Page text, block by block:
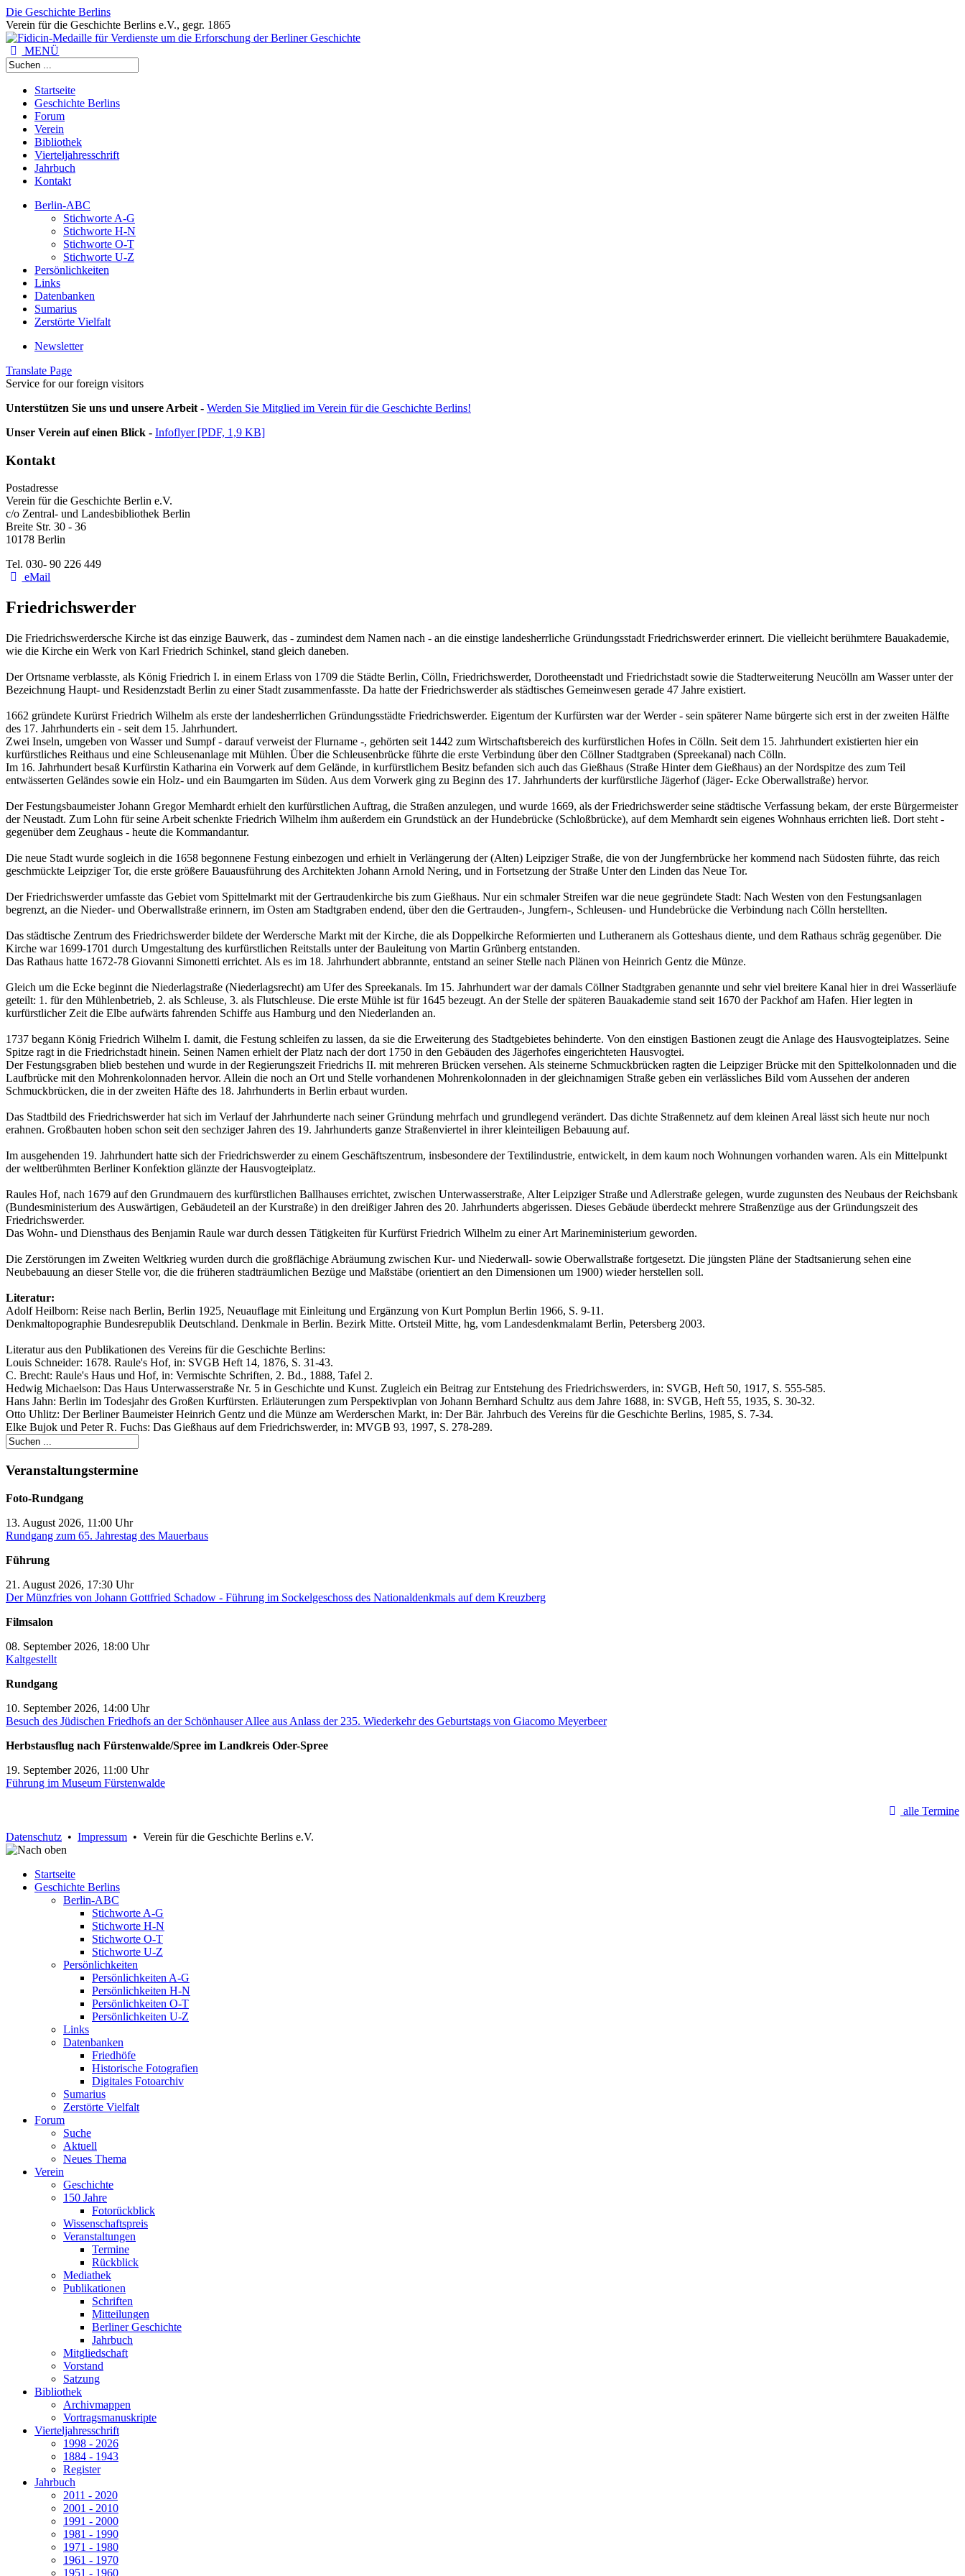
Die Geschichte Berlins
Verein für die Geschichte Berlins e.V., gegr. 1865
MENÜ
Startseite
Geschichte Berlins
Forum
Verein
Bibliothek
Vierteljahresschrift
Jahrbuch
Kontakt
Berlin-ABC
Stichworte A-G
Stichworte H-N
Stichworte O-T
Stichworte U-Z
Persönlichkeiten
Links
Datenbanken
Sumarius
Zerstörte Vielfalt
Newsletter
Translate Page
Service for our foreign visitors
Unterstützen Sie uns und unsere Arbeit - Werden Sie Mitglied im Verein für die Geschichte Berlins!
Unser Verein auf einen Blick - Infoflyer [PDF, 1,9 KB]
Kontakt
Postadresse
Verein für die Geschichte Berlin e.V.
c/o Zentral- und Landesbibliothek Berlin
Breite Str. 30 - 36
10178 Berlin
Tel. 030- 90 226 449
eMail
Friedrichswerder
Die Friedrichswerdersche Kirche ist das einzige Bauwerk, das - zumindest dem Namen nach - an die einstige landesherrliche Gründungsstadt Friedrichswerder erinnert. Die vielleicht berühmtere Bauakademie,
wie die Kirche ein Werk von Karl Friedrich Schinkel, stand gleich daneben.
Der Ortsname verblasste, als König Friedrich I. in einem Erlass von 1709 die Städte Berlin, Cölln, Friedrichswerder, Dorotheenstadt und Friedrichstadt sowie die Stadterweiterung Neucölln am Wasser unter der
Bezeichnung Haupt- und Residenzstadt Berlin zu einer Stadt zusammenfasste. Da hatte der Friedrichswerder als städtisches Gemeinwesen gerade 47 Jahre existiert.
1662 gründete Kurürst Friedrich Wilhelm als erste der landesherrlichen Gründungsstädte Friedrichswerder. Eigentum der Kurfürsten war der Werder - sein späterer Name bürgerte sich erst in der zweiten Hälfte
des 17. Jahrhunderts ein - seit dem 15. Jahrhundert.
Zwei Inseln, umgeben von Wasser und Sumpf - darauf verweist der Flurname -, gehörten seit 1442 zum Wirtschaftsbereich des kurfürstlichen Hofes in Cölln. Seit dem 15. Jahrhundert existierten hier ein
kurfürstliches Reithaus und eine Schleusenanlage mit Mühlen. Über die Schleusenbrücke führte die erste Verbindung über den Cöllner Stadtgraben (Spreekanal) nach Cölln.
Im 16. Jahrhundert besaß Kurfürstin Katharina ein Vorwerk auf dem Gelände, in kurfürstlichem Besitz befanden sich auch das Gießhaus (Straße Hinter dem Gießhaus) an der Nordspitze des zum Teil
entwässerten Geländes sowie ein Holz- und ein Baumgarten im Süden. Aus dem Vorwerk ging zu Beginn des 17. Jahrhunderts der kurfürstliche Jägerhof (Jäger- Ecke Oberwallstraße) hervor.
Der Festungsbaumeister Johann Gregor Memhardt erhielt den kurfürstlichen Auftrag, die Straßen anzulegen, und wurde 1669, als der Friedrichswerder seine städtische Verfassung bekam, der erste Bürgermeister
der Neustadt. Zum Lohn für seine Arbeit schenkte Friedrich Wilhelm ihm außerdem ein Grundstück an der Hundebrücke (Schloßbrücke), auf dem Memhardt sein eigenes Wohnhaus errichten ließ. Dort steht -
gegenüber dem Zeughaus - heute die Kommandantur.
Die neue Stadt wurde sogleich in die 1658 begonnene Festung einbezogen und erhielt in Verlängerung der (Alten) Leipziger Straße, die von der Jungfernbrücke her kommend nach Südosten führte, das reich
geschmückte Leipziger Tor, die erste größere Bauausführung des Architekten Johann Arnold Nering, und in Fortsetzung der Straße Unter den Linden das Neue Tor.
Der Friedrichswerder umfasste das Gebiet vom Spittelmarkt mit der Gertraudenkirche bis zum Gießhaus. Nur ein schmaler Streifen war die neue gegründete Stadt: Nach Westen von den Festungsanlagen
begrenzt, an die Nieder- und Oberwallstraße erinnern, im Osten am Stadtgraben endend, über den die Gertrauden-, Jungfern-, Schleusen- und Hundebrücke die Verbindung nach Cölln herstellten.
Das städtische Zentrum des Friedrichswerder bildete der Werdersche Markt mit der Kirche, die als Doppelkirche Reformierten und Lutheranern als Gotteshaus diente, und dem Rathaus schräg gegenüber. Die
Kirche war 1699-1701 durch Umgestaltung des kurfürstlichen Reitstalls unter der Bauleitung von Martin Grünberg entstanden.
Das Rathaus hatte 1672-78 Giovanni Simonetti errichtet. Als es im 18. Jahrhundert abbrannte, entstand an seiner Stelle nach Plänen von Heinrich Gentz die Münze.
Gleich um die Ecke beginnt die Niederlagstraße (Niederlagsrecht) am Ufer des Spreekanals. Im 15. Jahrhundert war der damals Cöllner Stadtgraben genannte und sehr viel breitere Kanal hier in drei Wasserläufe
geteilt: 1. für den Mühlenbetrieb, 2. als Schleuse, 3. als Flutschleuse. Die erste Mühle ist für 1645 bezeugt. An der Stelle der späteren Bauakademie stand seit 1670 der Packhof am Hafen. Hier legten in
kurfürstlicher Zeit die Elbe aufwärts fahrenden Schiffe aus Hamburg und den Niederlanden an.
1737 begann König Friedrich Wilhelm I. damit, die Festung schleifen zu lassen, da sie die Erweiterung des Stadtgebietes behinderte. Von den einstigen Bastionen zeugt die Anlage des Hausvogteiplatzes. Seine
Spitze ragt in die Friedrichstadt hinein. Seinen Namen erhielt der Platz nach der dort 1750 in den Gebäuden des Jägerhofes eingerichteten Hausvogtei.
Der Festungsgraben blieb bestehen und wurde in der Regierungszeit Friedrichs II. mit mehreren Brücken versehen. Als steinerne Schmuckbrücken ragten die Leipziger Brücke mit den Spittelkolonnaden und die
Laufbrücke mit den Mohrenkolonnaden hervor. Allein die noch an Ort und Stelle vorhandenen Mohrenkolonnaden in der gleichnamigen Straße geben ein verlässliches Bild vom Aussehen der anderen
Schmuckbrücken, die in der zweiten Häfte des 18. Jahrhunderts in Berlin erbaut wurden.
Das Stadtbild des Friedrichswerder hat sich im Verlauf der Jahrhunderte nach seiner Gründung mehrfach und grundlegend verändert. Das dichte Straßennetz auf dem kleinen Areal lässt sich heute nur noch
erahnen. Großbauten hoben schon seit den sechziger Jahren des 19. Jahrhunderts ganze Straßenviertel in ihrer kleinteiligen Bebauung auf.
Im ausgehenden 19. Jahrhundert hatte sich der Friedrichswerder zu einem Geschäftszentrum, insbesondere der Textilindustrie, entwickelt, in dem kaum noch Wohnungen vorhanden waren. Als ein Mittelpunkt
der weltberühmten Berliner Konfektion glänzte der Hausvogteiplatz.
Raules Hof, nach 1679 auf den Grundmauern des kurfürstlichen Ballhauses errichtet, zwischen Unterwasserstraße, Alter Leipziger Straße und Adlerstraße gelegen, wurde zugunsten des Neubaus der Reichsbank
(Bundesministerium des Auswärtigen, Gebäudeteil an der Kurstraße) in den dreißiger Jahren des 20. Jahrhunderts abgerissen. Dieses Gebäude überdeckt mehrere Straßenzüge aus der Gründungszeit des
Friedrichswerder.
Das Wohn- und Diensthaus des Benjamin Raule war durch dessen Tätigkeiten für Kurfürst Friedrich Wilhelm zu einer Art Marineministerium geworden.
Die Zerstörungen im Zweiten Weltkrieg wurden durch die großflächige Abräumung zwischen Kur- und Niederwall- sowie Oberwallstraße fortgesetzt. Die jüngsten Pläne der Stadtsanierung sehen eine
Neubebauung an dieser Stelle vor, die die früheren stadträumlichen Bezüge und Maßstäbe (orientiert an den Dimensionen um 1900) wieder herstellen soll.
Literatur:
Adolf Heilborn: Reise nach Berlin, Berlin 1925, Neuauflage mit Einleitung und Ergänzung von Kurt Pomplun Berlin 1966, S. 9-11.
Denkmaltopographie Bundesrepublik Deutschland. Denkmale in Berlin. Bezirk Mitte. Ortsteil Mitte, hg, vom Landesdenkmalamt Berlin, Petersberg 2003.
Literatur aus den Publikationen des Vereins für die Geschichte Berlins:
Louis Schneider: 1678. Raule's Hof, in: SVGB Heft 14, 1876, S. 31-43.
C. Brecht: Raule's Haus und Hof, in: Vermischte Schriften, 2. Bd., 1888, Tafel 2.
Hedwig Michaelson: Das Haus Unterwasserstraße Nr. 5 in Geschichte und Kunst. Zugleich ein Beitrag zur Entstehung des Friedrichswerders, in: SVGB, Heft 50, 1917, S. 555-585.
Hans Jahn: Berlin im Todesjahr des Großen Kurfürsten. Erläuterungen zum Perspektivplan von Johann Bernhard Schultz aus dem Jahre 1688, in: SVGB, Heft 55, 1935, S. 30-32.
Otto Uhlitz: Der Berliner Baumeister Heinrich Gentz und die Münze am Werderschen Markt, in: Der Bär. Jahrbuch des Vereins für die Geschichte Berlins, 1985, S. 7-34.
Elke Bujok und Peter R. Fuchs: Das Gießhaus auf dem Friedrichswerder, in: MVGB 93, 1997, S. 278-289.
Veranstaltungstermine
Foto-Rundgang
13. August 2026, 11:00 Uhr
Rundgang zum 65. Jahrestag des Mauerbaus
Führung
21. August 2026, 17:30 Uhr
Der Münzfries von Johann Gottfried Schadow - Führung im Sockelgeschoss des Nationaldenkmals auf dem Kreuzberg
Filmsalon
08. September 2026, 18:00 Uhr
Kaltgestellt
Rundgang
10. September 2026, 14:00 Uhr
Besuch des Jüdischen Friedhofs an der Schönhauser Allee aus Anlass der 235. Wiederkehr des Geburtstags von Giacomo Meyerbeer
Herbstausflug nach Fürstenwalde/Spree im Landkreis Oder-Spree
19. September 2026, 11:00 Uhr
Führung im Museum Fürstenwalde
alle Termine
Datenschutz • Impressum • Verein für die Geschichte Berlins e.V.
Startseite
Geschichte Berlins
Berlin-ABC
Stichworte A-G
Stichworte H-N
Stichworte O-T
Stichworte U-Z
Persönlichkeiten
Persönlichkeiten A-G
Persönlichkeiten H-N
Persönlichkeiten O-T
Persönlichkeiten U-Z
Links
Datenbanken
Friedhöfe
Historische Fotografien
Digitales Fotoarchiv
Sumarius
Zerstörte Vielfalt
Forum
Suche
Aktuell
Neues Thema
Verein
Geschichte
150 Jahre
Fotorückblick
Wissenschaftspreis
Veranstaltungen
Termine
Rückblick
Mediathek
Publikationen
Schriften
Mitteilungen
Berliner Geschichte
Jahrbuch
Mitgliedschaft
Vorstand
Satzung
Bibliothek
Archivmappen
Vortragsmanuskripte
Vierteljahresschrift
1998 - 2026
1884 - 1943
Register
Jahrbuch
2011 - 2020
2001 - 2010
1991 - 2000
1981 - 1990
1971 - 1980
1961 - 1970
1951 - 1960